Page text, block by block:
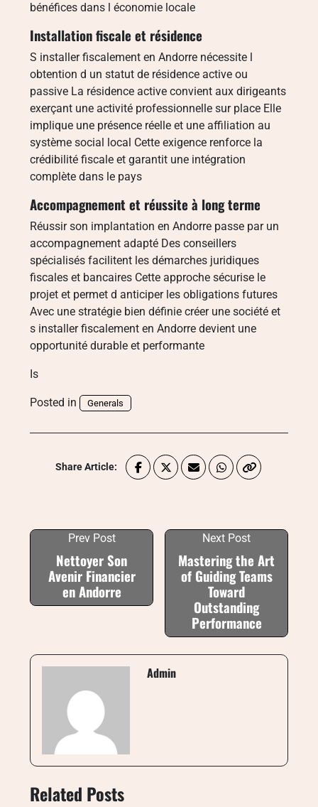
bénéfices dans l économie locale
Installation fiscale et résidence
S installer fiscalement en Andorre nécessite l
obtention d un statut de résidence active ou
passive La résidence active convient aux dirigeants
exerçant une activité professionnelle sur place Elle
implique une présence réelle et une affiliation au
système social local Cette exigence renforce la
crédibilité fiscale et garantit une intégration
complète dans le pays
Accompagnement et réussite à long terme
Réussir son implantation en Andorre passe par un
accompagnement adapté Des conseillers
spécialisés facilitent les démarches juridiques
fiscales et bancaires Cette approche sécurise le
projet et permet d anticiper les obligations futures
Avec une stratégie bien définie créer une société et
s installer fiscalement en Andorre devient une
opportunité durable et performante
Is
Posted in Generals
Share Article:
Prev Post
Nettoyer Son
Avenir Financier
en Andorre
Next Post
Mastering the Art
of Guiding Teams
Toward
Outstanding
Performance
Admin
Related Posts